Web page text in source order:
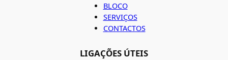
BLOCO
SERVIÇOS
CONTACTOS
LIGAÇÕES ÚTEIS